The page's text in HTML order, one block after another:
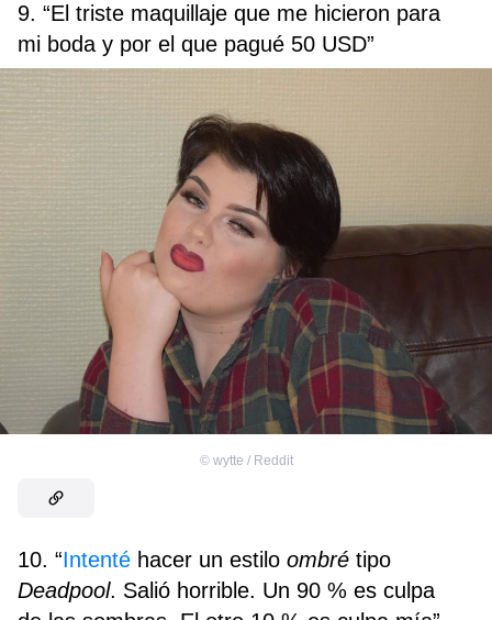
9. “El triste maquillaje que me hicieron para
mi boda y por el que pagué 50 USD”
© wytte / Reddit
10. “Intenté hacer un estilo ombré tipo
Deadpool. Salió horrible. Un 90 % es culpa